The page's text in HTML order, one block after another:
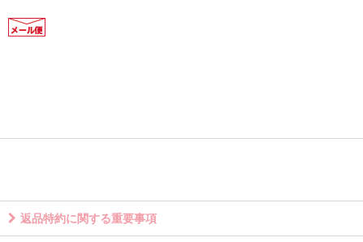
返品特約に関する重要事項